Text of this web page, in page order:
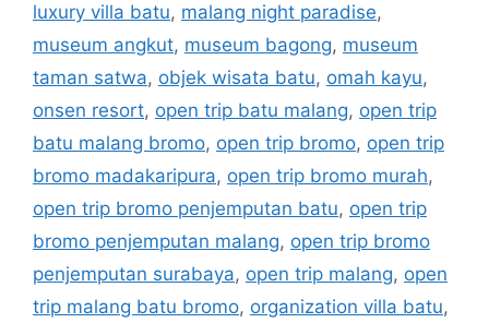
luxury villa batu, malang night paradise,
museum angkut, museum bagong, museum
taman satwa, objek wisata batu, omah kayu,
onsen resort, open trip batu malang, open trip
batu malang bromo, open trip bromo, open trip
bromo madakaripura, open trip bromo murah,
open trip bromo penjemputan batu, open trip
bromo penjemputan malang, open trip bromo
penjemputan surabaya, open trip malang, open
trip malang batu bromo, organization villa batu,